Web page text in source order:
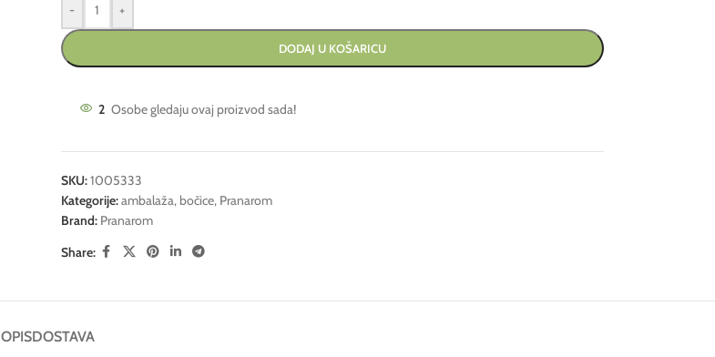
- +
DODAJ U KOŠARICU
2 Osobe gledaju ovaj proizvod sada!
SKU:1005333
Kategorije:ambalaža, bočice, Pranarom
Brand: Pranarom
Share:
OPISDOSTAVA